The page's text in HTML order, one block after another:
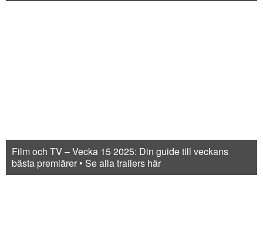
Film och TV – Vecka 15 2025: Din guide till veckans
bästa premiärer • Se alla trailers här